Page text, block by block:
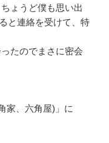
ょうど僕も思い出
と連絡を受けて、特
たのでまさに密会
家、六角屋)」に